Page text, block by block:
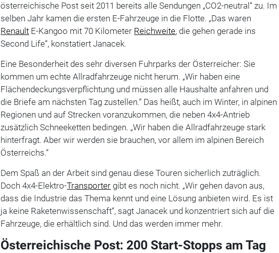
österreichische Post seit 2011 bereits alle Sendungen „CO2-neutral“ zu. Im
selben Jahr kamen die ersten E-Fahrzeuge in die Flotte. „Das waren
Renault E-Kangoo mit 70 Kilometer Reichweite, die gehen gerade ins
Second Life“, konstatiert Janacek.
Eine Besonderheit des sehr diversen Fuhrparks der Österreicher: Sie
kommen um echte Allradfahrzeuge nicht herum. „Wir haben eine
Flächendeckungsverpflichtung und müssen alle Haushalte anfahren und
die Briefe am nächsten Tag zustellen.“ Das heißt, auch im Winter, in alpinen
Regionen und auf Strecken voranzukommen, die neben 4x4-Antrieb
zusätzlich Schneeketten bedingen. „Wir haben die Allradfahrzeuge stark
hinterfragt. Aber wir werden sie brauchen, vor allem im alpinen Bereich
Österreichs.“
Dem Spaß an der Arbeit sind genau diese Touren sicherlich zuträglich.
Doch 4x4-Elektro-Transporter gibt es noch nicht. „Wir gehen davon aus,
dass die Industrie das Thema kennt und eine Lösung anbieten wird. Es ist
ja keine Raketenwissenschaft“, sagt Janacek und konzentriert sich auf die
Fahrzeuge, die erhältlich sind. Und das werden immer mehr.
Österreichische Post: 200 Start-Stopps am Tag